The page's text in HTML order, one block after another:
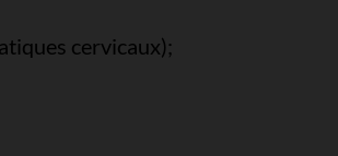
cervicaux);